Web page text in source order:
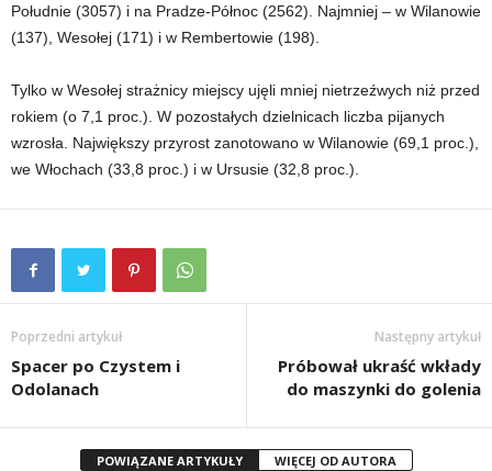
Południe (3057) i na Pradze-Północ (2562). Najmniej – w Wilanowie
(137), Wesołej (171) i w Rembertowie (198).
Tylko w Wesołej strażnicy miejscy ujęli mniej nietrzeźwych niż przed
rokiem (o 7,1 proc.). W pozostałych dzielnicach liczba pijanych
wzrosła. Największy przyrost zanotowano w Wilanowie (69,1 proc.),
we Włochach (33,8 proc.) i w Ursusie (32,8 proc.).
Poprzedni artykuł
Spacer po Czystem i
Odolanach
Następny artykuł
Próbował ukraść wkłady
do maszynki do golenia
POWIĄZANE ARTYKUŁY WIĘCEJ OD AUTORA